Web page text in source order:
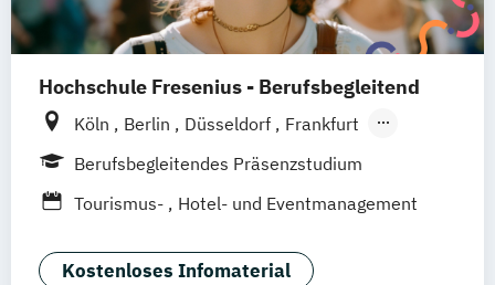
Hochschule Fresenius - Berufsbegleitend
Köln Berlin Düsseldorf
Frankfurt
Hamburg
Idstein München
Wiesbaden
Hannover
Dortmund Erfurt Stuttgart
Braunschweig
Berufsbegleitendes Präsenzstudium
Tourismus-
Hotel- und Eventmanagement
Kostenloses Infomaterial